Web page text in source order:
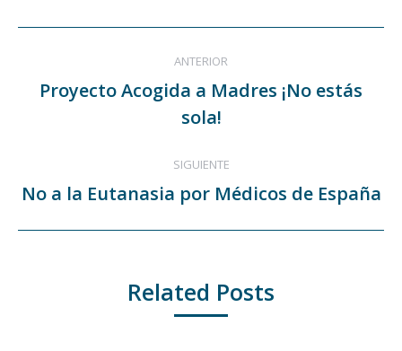
Navegación
entre
publicaciones
ANTERIOR
Publicación
anterior:
Proyecto Acogida a Madres ¡No estás
sola!
SIGUIENTE
Publicación
No a la Eutanasia por Médicos de España
Related Posts